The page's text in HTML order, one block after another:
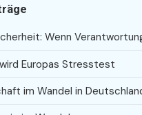
Wenn
Europas Stresstest
im Wandel in